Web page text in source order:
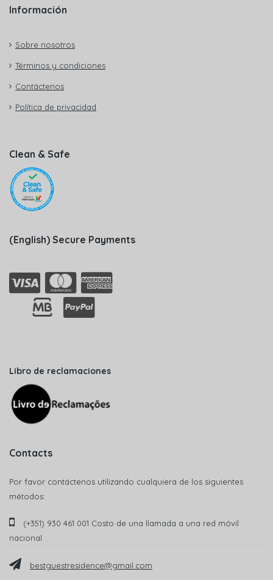
Información
Sobre nosotros
Términos y condiciones
Contáctenos
Política de privacidad
Clean & Safe
(English) Secure Payments
Libro de reclamaciones
Contacts
Por favor contáctenos utilizando cualquiera de los siguientes
métodos:
(+351) 930 461 001 Costo de una llamada a una red móvil
nacional
bestguestresidence@gmail.com